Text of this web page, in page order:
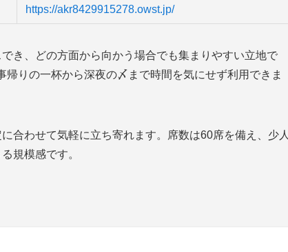
https://akr8429915278.owst.jp/
き、どの方面から向かう場合でも集まりやすい立地で
りの一杯から深夜の〆まで時間を気にせず利用できま
合わせて気軽に立ち寄れます。席数は60席を備え、少人
規模感です。